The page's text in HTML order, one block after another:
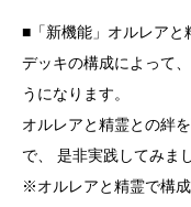
■「新機能」オルレアと
デッキの構成によって
うになります。
オルレアと精霊との絆
で、 是非実践してみま
※オルレアと精霊で構